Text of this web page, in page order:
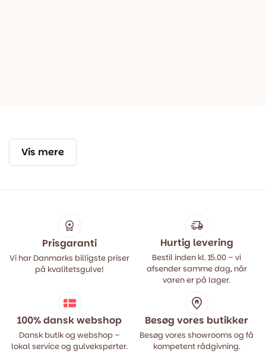
Vis mere
Prisgaranti
Vi har Danmarks billigste priser
på kvalitetsgulve!
Hurtig levering
Bestil inden kl. 15.00 – vi
afsender samme dag, når
varen er på lager.
100% dansk webshop
Dansk butik og webshop –
lokal service og gulveksperter.
Besøg vores butikker
Besøg vores showrooms og få
kompetent rådgivning.